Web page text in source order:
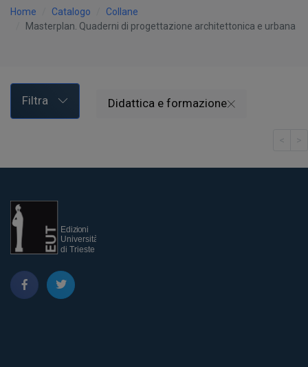
Home Catalogo
Collane
Masterplan. Quaderni di progettazione architettonica e urbana
Filtra Didattica e formazione
< >